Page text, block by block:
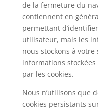
de la fermeture du
contiennent en
permettant
utilisateur, mais les
nous stockons à
informations
par les cookies.
Nous n’utilisons que
cookies persistants